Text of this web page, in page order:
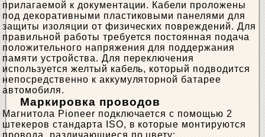
прилагаемой к документации. Кабели проложены
под декоративными пластиковыми панелями для
защиты изоляции от физических повреждений. Для
правильной работы требуется постоянная подача
положительного напряжения для поддержания
памяти устройства. Для переключения
используется желтый кабель, который подводится
непосредственно к аккумуляторной батарее
автомобиля.
Маркировка проводов
Магнитола Pioneer подключается с помощью 2
штекеров стандарта ISO, в которые монтируются
провода, различающиеся по цвету: